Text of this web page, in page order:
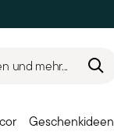
und mehr...
Geschenkideen